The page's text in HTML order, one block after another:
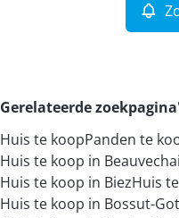
Max. budget
Gerelateerde
Huis te koopPanden te
Huis te koop in
Huis te koop in BiezHuis
Huis te koop in Bossut-